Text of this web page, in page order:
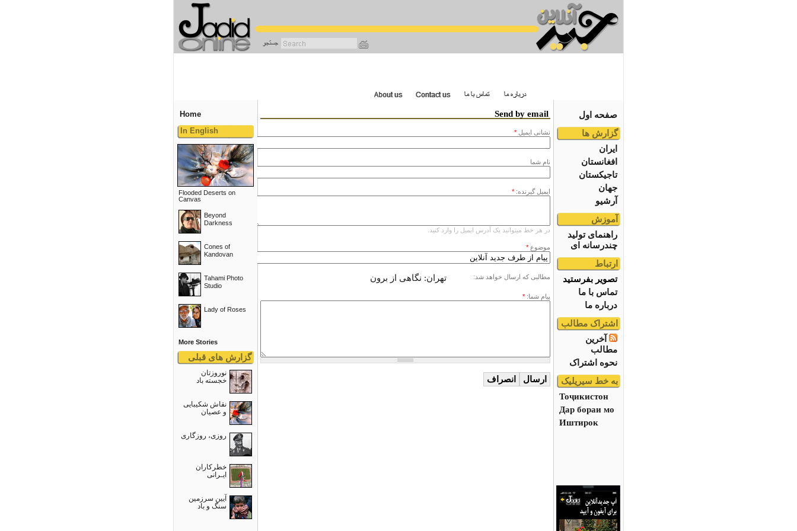
صفحه اول
گزارش ها
ایران
افغانستان
تاجیکستان
جهان
آرشیو
آموزش
راهنمای تولید
چندرسانه ای
ارتباط
تصویر بفرستید
تماس با ما
درباره ما
اشتراک مطالب
آخرین
مطالب
نحوه اشتراک
به خط سیریلیک
Тоҷикистон
Дар бораи мо
Иштирок
Home
In English
Flooded Deserts on
Canvas
Beyond
Darkness
Cones of
Kandovan
Tahami Photo
Studio
Lady of Roses
More Stories
گزارش های قبلی
نوروزتان
خجسته باد
نقاش شکیبایی
و عصيان
روزی، روزگاری
خطرکاران
ایـرانی
آیین سرزمین
سنگ و باد
Send by email
نشانى ايميل *
نام شما
ایمیل گیرنده: *
در هر خط میتوانید یک آدرس ایمیل را وارد کنید.
موضوع *
مطالبی که ارسال خواهد شد: تهران: نگاهی از برون
پیام شما: *